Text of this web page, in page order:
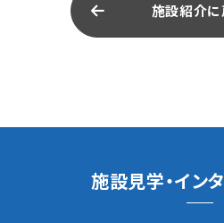
施設紹介に
施設見学・イン